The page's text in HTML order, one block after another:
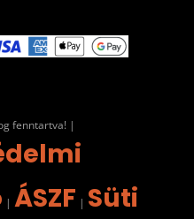
fenntartva! |
| ÁSZF | Süti